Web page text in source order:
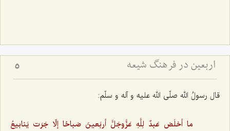
اربعین در فرهنگ شیعه 5
قال رسولُ الله صلّی الله علیه و آله و سلّم:
ما أخلَصَ عَبدٌ لِلَّهِ عَزَّوجَلَّ أربَعینَ صَباحًا إلّا جَرَت یَنابیعُ